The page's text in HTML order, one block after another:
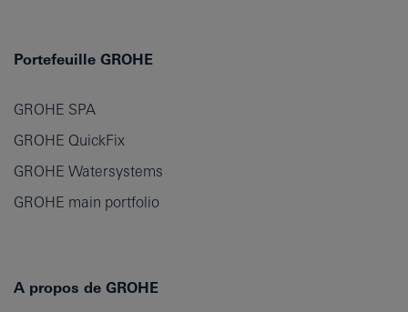
Portefeuille GROHE
GROHE SPA
GROHE QuickFix
GROHE Watersystems
GROHE main portfolio
A propos de GROHE